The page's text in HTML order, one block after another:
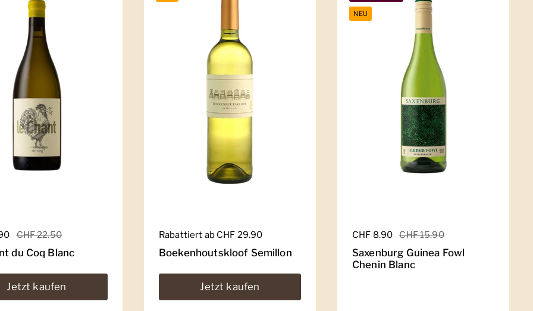
Preis
Sale-Preis
CHF 22.50
du Coq Blanc
Jetzt kaufen
Regulärer Preis
Rabattiert ab CHF 29.90
Boekenhoutskloof Semillon
Jetzt kaufen
Regulärer Preis
CHF 8.90 Sale-Preis
CHF 15.90
Saxenburg Guinea Fowl
Chenin Blanc
NEU